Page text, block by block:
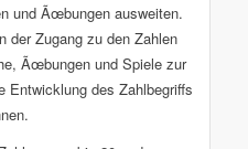
und Ãœbungen ausweiten.
der Zugang zu den Zahlen
Ãœbungen und Spiele zur
Entwicklung des Zahlbegriffs